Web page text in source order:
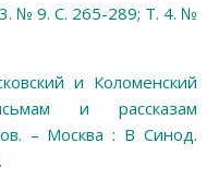
3. № 9. С. 265-289; Т. 4. №
и Коломенский
и рассказам
– Москва : В Синод.